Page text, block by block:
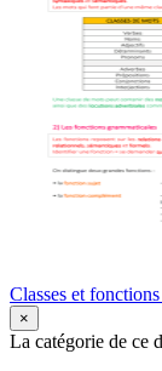
Classes et
×
La catégorie de ce